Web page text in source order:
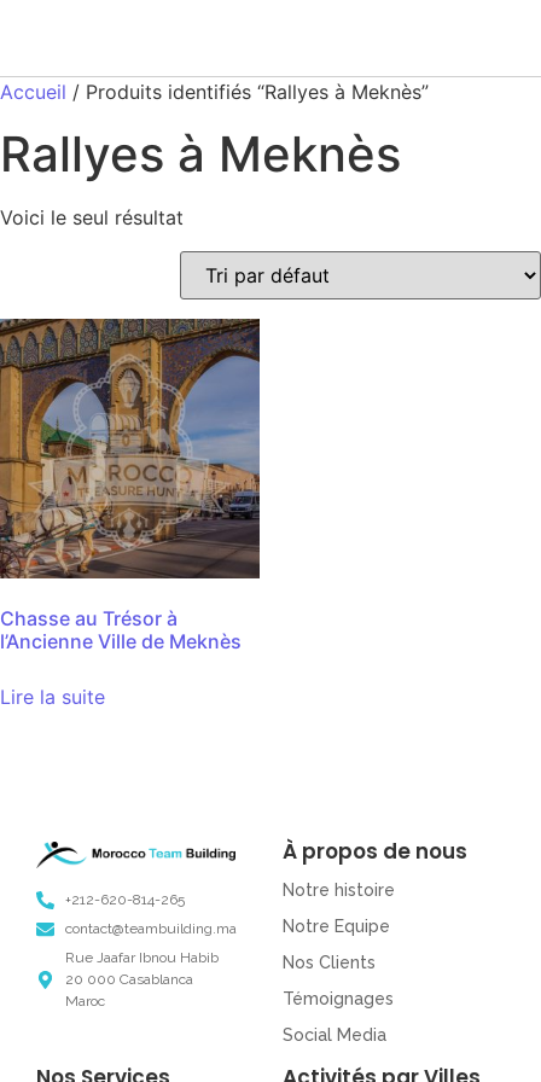
Accueil / Produits identifiés “Rallyes à Meknès”
Rallyes à Meknès
Voici le seul résultat
Chasse au Trésor à
l’Ancienne Ville de Meknès
Lire la suite
+212-620-814-265
contact@teambuilding.ma
Rue Jaafar Ibnou Habib
20 000 Casablanca
Maroc
À propos de nous
Notre histoire
Notre Equipe
Nos Clients
Témoignages
Social Media